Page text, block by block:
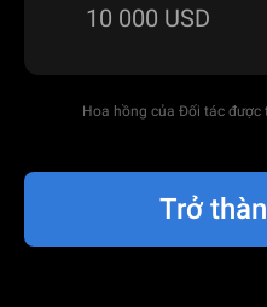
10 000 USD
Hoa hồng của Đối tác
Trở